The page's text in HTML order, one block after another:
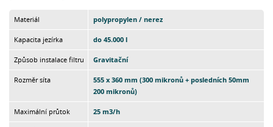
Materiál polypropylen / nerez
Kapacita jezírka do 45.000 l
Způsob instalace filtru Gravitační
Rozměr síta
555 x 360 mm (300 mikronů + posledních 50mm
200 mikronů)
Maximální průtok 25 m3/h